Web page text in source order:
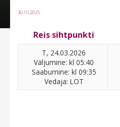
30.10.2025
Reis sihtpunkti
T, 24.03.2026
Väljumine: kl 05:40
Saabumine: kl 09:35
Vedaja: LOT